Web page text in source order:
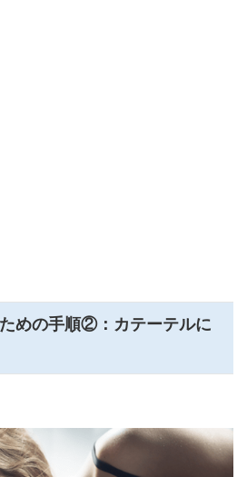
めの手順②：カテーテルに